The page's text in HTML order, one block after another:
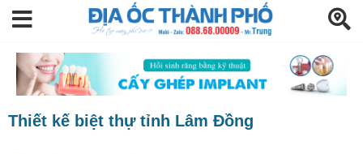
Thiết kế biệt thự tỉnh Lâm Đồng